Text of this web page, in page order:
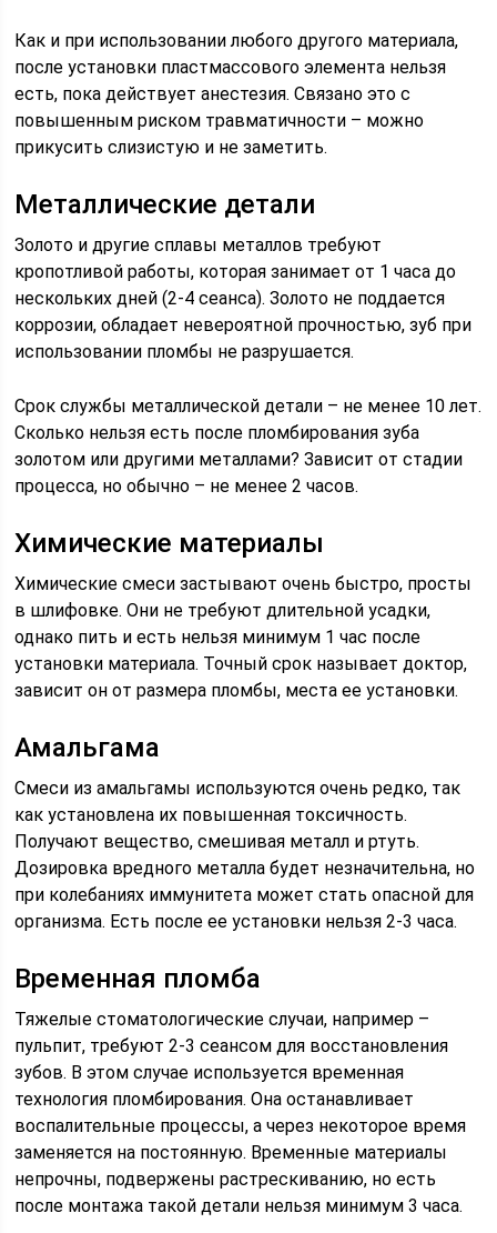
Как и при использовании любого другого материала,
после установки пластмассового элемента нельзя
есть, пока действует анестезия. Связано это с
повышенным риском травматичности – можно
прикусить слизистую и не заметить.
Металлические детали
Золото и другие сплавы металлов требуют
кропотливой работы, которая занимает от 1 часа до
нескольких дней (2-4 сеанса). Золото не поддается
коррозии, обладает невероятной прочностью, зуб при
использовании пломбы не разрушается.
Срок службы металлической детали – не менее 10 лет.
Сколько нельзя есть после пломбирования зуба
золотом или другими металлами? Зависит от стадии
процесса, но обычно – не менее 2 часов.
Химические материалы
Химические смеси застывают очень быстро, просты
в шлифовке. Они не требуют длительной усадки,
однако пить и есть нельзя минимум 1 час после
установки материала. Точный срок называет доктор,
зависит он от размера пломбы, места ее установки.
Амальгама
Смеси из амальгамы используются очень редко, так
как установлена их повышенная токсичность.
Получают вещество, смешивая металл и ртуть.
Дозировка вредного металла будет незначительна, но
при колебаниях иммунитета может стать опасной для
организма. Есть после ее установки нельзя 2-3 часа.
Временная пломба
Тяжелые стоматологические случаи, например –
пульпит, требуют 2-3 сеансом для восстановления
зубов. В этом случае используется временная
технология пломбирования. Она останавливает
воспалительные процессы, а через некоторое время
заменяется на постоянную. Временные материалы
непрочны, подвержены растрескиванию, но есть
после монтажа такой детали нельзя минимум 3 часа.